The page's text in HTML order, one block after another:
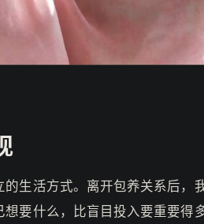
生活方式。离开包养关系后，
要什么，比盲目投入要重要得